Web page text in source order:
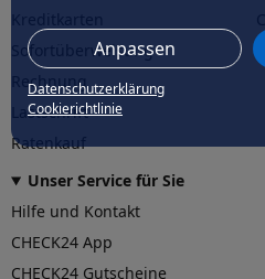
Anpassen
Datenschutzerklärung
Cookierichtlinie
Sofortüberweisung
Rechnung
Lastschrift
Ratenkauf
Unser Service für Sie
Hilfe und Kontakt
CHECK24 App
CHECK24 Gutscheine